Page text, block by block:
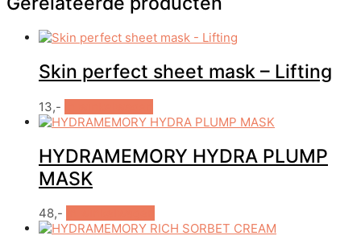
Skin perfect sheet mask – Lifting
13,-
HYDRAMEMORY HYDRA PLUMP
MASK
48,-